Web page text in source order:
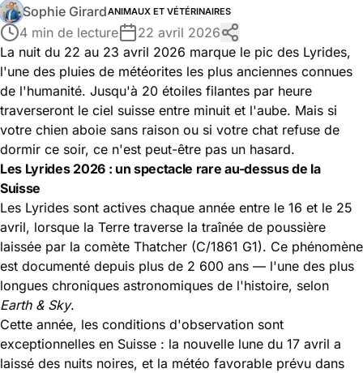
Sophie GirardANIMAUX ET VÉTÉRINAIRES
4 min de lecture
22 avril 2026
La nuit du 22 au 23 avril 2026 marque le pic des Lyrides,
l'une des pluies de météorites les plus anciennes connues
de l'humanité. Jusqu'à 20 étoiles filantes par heure
traverseront le ciel suisse entre minuit et l'aube. Mais si
votre chien aboie sans raison ou si votre chat refuse de
dormir ce soir, ce n'est peut-être pas un hasard.
Les Lyrides 2026 : un spectacle rare au-dessus de la
Suisse
Les Lyrides sont actives chaque année entre le 16 et le 25
avril, lorsque la Terre traverse la traînée de poussière
laissée par la comète Thatcher (C/1861 G1). Ce phénomène
est documenté depuis plus de 2 600 ans — l'une des plus
longues chroniques astronomiques de l'histoire, selon
Earth & Sky.
Cette année, les conditions d'observation sont
exceptionnelles en Suisse : la nouvelle lune du 17 avril a
laissé des nuits noires, et la météo favorable prévu dans